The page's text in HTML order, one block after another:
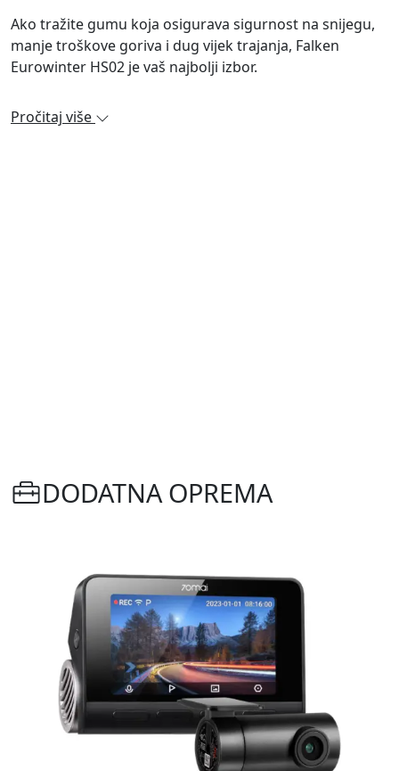
Ako tražite gumu koja osigurava sigurnost na snijegu,
manje troškove goriva i dug vijek trajanja, Falken
Eurowinter HS02 je vaš najbolji izbor.
Pročitaj više
DODATNA OPREMA